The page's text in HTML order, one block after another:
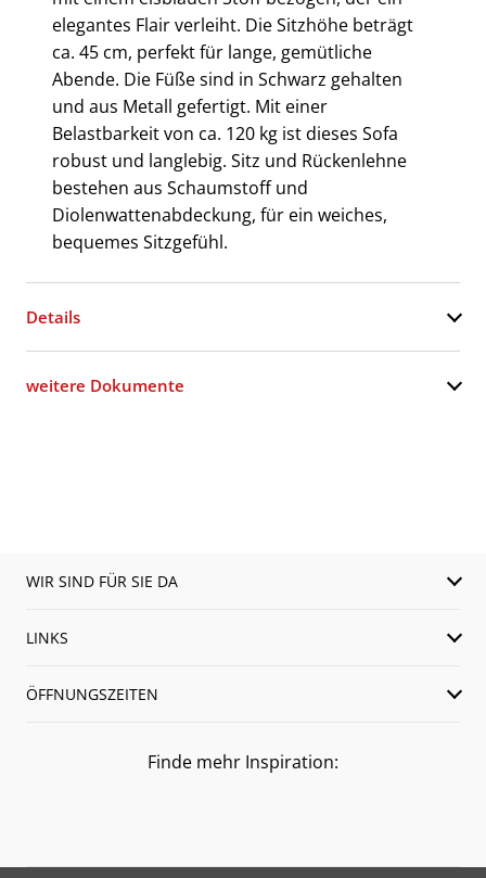
elegantes Flair verleiht. Die Sitzhöhe beträgt
ca. 45 cm, perfekt für lange, gemütliche
Abende. Die Füße sind in Schwarz gehalten
und aus Metall gefertigt. Mit einer
Belastbarkeit von ca. 120 kg ist dieses Sofa
robust und langlebig. Sitz und Rückenlehne
bestehen aus Schaumstoff und
Diolenwattenabdeckung, für ein weiches,
bequemes Sitzgefühl.
Details
weitere Dokumente
WIR SIND FÜR SIE DA
LINKS
ÖFFNUNGSZEITEN
Finde mehr Inspiration: